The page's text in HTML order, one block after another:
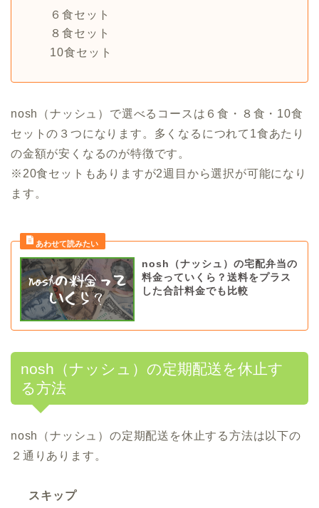
６食セット
８食セット
10食セット
nosh（ナッシュ）で選べるコースは６食・８食・10食
セットの３つになります。多くなるにつれて1食あたり
の金額が安くなるのが特徴です。
※20食セットもありますが2週目から選択が可能になり
ます。
nosh（ナッシュ）の宅配弁当の
料金っていくら？送料をプラス
した合計料金でも比較
nosh（ナッシュ）の定期配送を休止す
る方法
nosh（ナッシュ）の定期配送を休止する方法は以下の
２通りあります。
スキップ